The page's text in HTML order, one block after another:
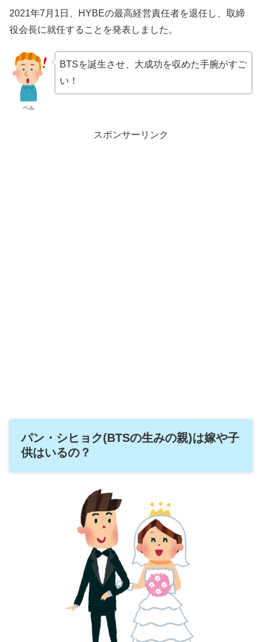
2021年7 月 1 日、 HYBEの最高経営責任者を退任し、取締
役会長に就任することを発表しました。
ペル
BTSを誕生させ、大成功を収めた手腕がすご
い！
スポンサーリンク
パン・シヒョク(BTSの生みの親)は嫁や子
供はいるの？